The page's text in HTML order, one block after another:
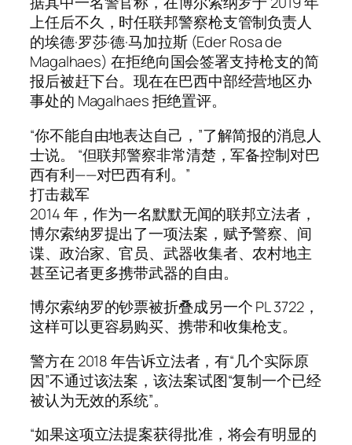
上任后不久，时任联邦警察枪支管制负责人
的埃德·罗莎·德·马加拉斯 (Eder Rosa de
Magalhaes) 在拒绝向国会签署支持枪支的简
报后被赶下台。现在在巴西中部经营地区办
事处的 Magalhaes 拒绝置评。
“你不能自由地表达自己，”了解简报的消息人
士说。 “但联邦警察非常清楚，军备控制对巴
西有利——对巴西有利。”
打击裁军
2014 年，作为一名默默无闻的联邦立法者，
博尔索纳罗提出了一项法案，赋予警察、间
谍、政治家、官员、武器收集者、农村地主
甚至记者更多携带武器的自由。
博尔索纳罗的钞票被折叠成另一个 PL 3722，
这样可以更容易购买、携带和收集枪支。
警方在 2018 年告诉立法者，有“几个实际原
因”不通过该法案，该法案试图“复制一个已经
被认为无效的系统”。
“如果这项立法提案获得批准，将会有明显的